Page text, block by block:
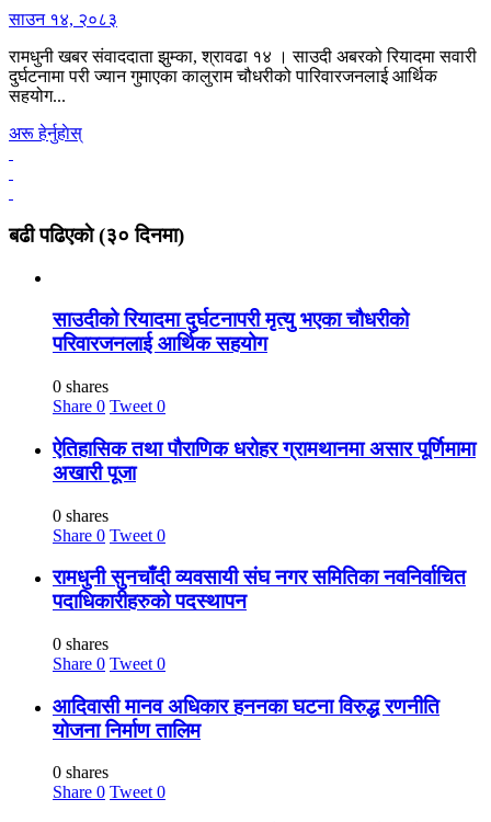
साउन १४, २०८३
रामधुनी खबर संवाददाता झुम्का, श्रावढा १४ । साउदी अबरको रियादमा सवारी
दुर्घटनामा परी ज्यान गुमाएका कालुराम चौधरीको पारिवारजनलाई आर्थिक
सहयोग...
अरू हेर्नुहाेस्
बढी पढिएकाे (३० दिनमा)
साउदीको रियादमा दुर्घटनापरी मृत्यु भएका चौधरीको
परिवारजनलाई आर्थिक सहयोग
0 shares
Share 0 Tweet 0
ऐतिहासिक तथा पौराणिक धरोहर ग्रामथानमा असार पूर्णिमामा
अखारी पूजा
0 shares
Share 0 Tweet 0
रामधुनी सुनचाँदी व्यवसायी संघ नगर समितिका नवनिर्वाचित
पदाधिकारीहरुको पदस्थापन
0 shares
Share 0 Tweet 0
आदिवासी मानव अधिकार हननका घटना विरुद्ध रणनीति
योजना निर्माण तालिम
0 shares
Share 0 Tweet 0